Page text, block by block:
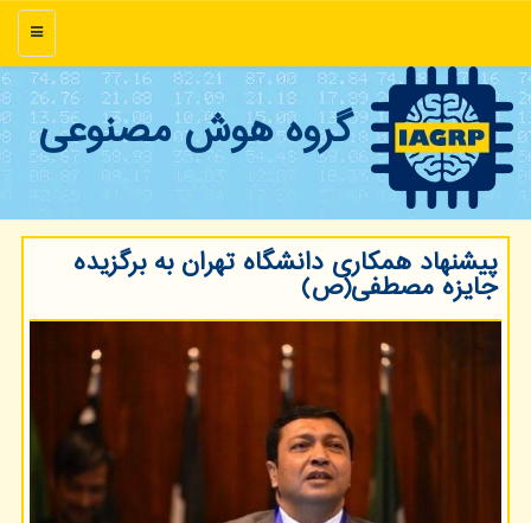
منو
گروه هوش مصنوعی
پیشنهاد همکاری دانشگاه تهران به برگزیده
جایزه مصطفی(ص)